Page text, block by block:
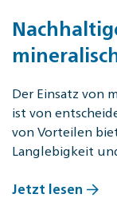
Der Einsatz von
ist von
von Vorteilen
Langlebigkeit
Jetzt lesen